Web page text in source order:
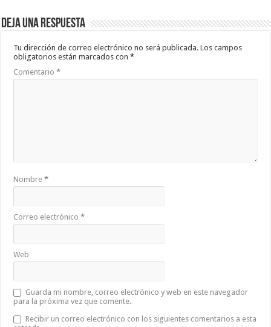
Deja una respuesta
Tu dirección de correo electrónico no será publicada. Los campos
obligatorios están marcados con*
Comentario*
Nombre*
Correo electrónico*
Web
Guarda mi nombre, correo electrónico y web en este navegador
para la próxima vez que comente.
Recibir un correo electrónico con los siguientes comentarios a esta